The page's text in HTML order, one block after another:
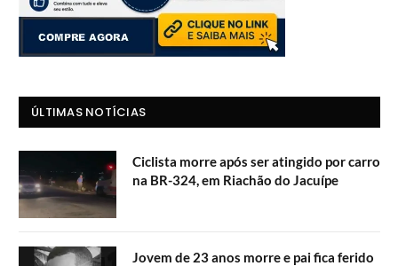
ÚLTIMAS NOTÍCIAS
Ciclista morre após ser atingido por carro
na BR-324, em Riachão do Jacuípe
Jovem de 23 anos morre e pai fica ferido